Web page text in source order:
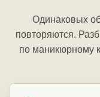
Одинаковых
повторяются.
по маникюрному